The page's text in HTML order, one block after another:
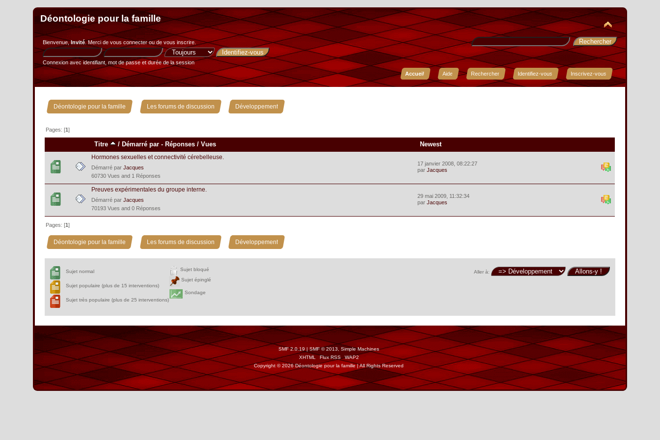
Déontologie pour la famille
Bienvenue,Invité. Merci devous connecterou devous inscrire.
Connexion avec identifiant, mot de passe et durée de la session
Accueil
Aide Rechercher Identifiez-vous Inscrivez-vous
Déontologie pour la famille » Les forums de discussion » Développement
Pages: [1]
Titre / Démarré par - Réponses /Vues Newest
Hormones sexuelles et connectivité cérebelleuse.
Démarré parJacques
60730 Vues and 1 Réponses
17 janvier 2008, 08:22:27
parJacques
Preuves expérimentales du groupe interne.
Démarré parJacques
70193 Vues and 0 Réponses
29 mai 2009, 11:32:34
parJacques
Pages: [1]
Déontologie pour la famille » Les forums de discussion » Développement
Aller à:
Sujet normal
Sujet populaire (plus de 15 interventions)
Sujet très populaire (plus de 25 interventions)
Sujet bloqué
Sujet épinglé
Sondage
SMF 2.0.19 | SMF © 2013
Simple Machines
XHTML
Flux RSS
WAP2
Copyright © 2026 Déontologie pour la famille | All Rights Reserved